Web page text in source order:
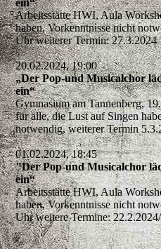
ein“
Arbeitsstätte HWI, Aula
haben, Vorkenntnisse nicht
Uhr weiterer Termin:
20.02.2024, 19:00
„Der Pop-und Musicalchor
ein“
Gymnasium am Tannenberg,
für alle, die Lust auf Singen
notwendig, weiterer Termin
01.02.2024, 18:45
"Der Pop-und Musicalchor
ein“
Arbeitsstätte HWI, Aula
haben, Vorkenntnisse nicht
Uhr weitere Termine: